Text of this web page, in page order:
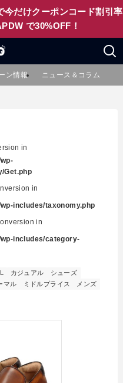
今だけクーポンコード割引率
で30%OFF！
ン情報 ニュース＆コラム
in
Get.php
in
includes/taxonomy.php
in
includes/category-
L カジュアル
シューズ
マル ミドルプライス
メンズ